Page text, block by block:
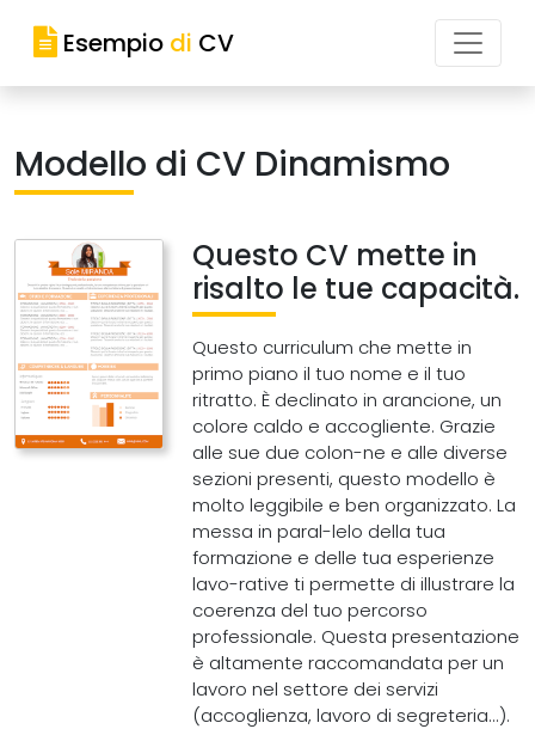
Esempio di CV
Modello di CV Dinamismo
Questo CV mette in
risalto le tue capacità.
Questo curriculum che mette in
primo piano il tuo nome e il tuo
ritratto. È declinato in arancione, un
colore caldo e accogliente. Grazie
alle sue due colon-ne e alle diverse
sezioni presenti, questo modello è
molto leggibile e ben organizzato. La
messa in paral-lelo della tua
formazione e delle tua esperienze
lavo-rative ti permette di illustrare la
coerenza del tuo percorso
professionale. Questa presentazione
è altamente raccomandata per un
lavoro nel settore dei servizi
(accoglienza, lavoro di segreteria...).